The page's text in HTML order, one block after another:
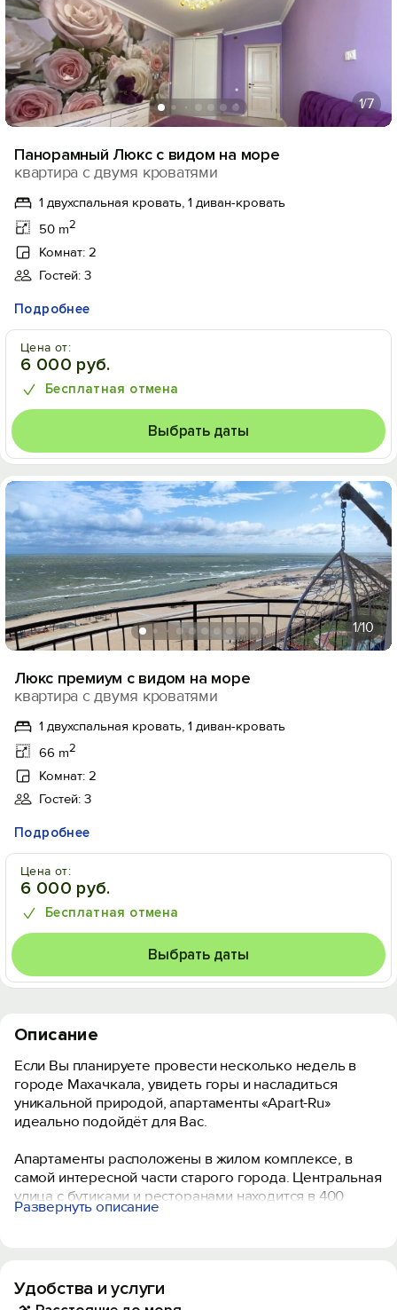
1/7
Панорамный Люкс с видом на море
квартира с двумя кроватями
1 двухспальная кровать, 1 диван-кровать
50 m2
Комнат: 2
Гостей: 3
Подробнее
Цена от:
6 000 руб.
Бесплатная отмена
Выбрать даты
1/10
Люкс премиум с видом на море
квартира с двумя кроватями
1 двухспальная кровать, 1 диван-кровать
66 m2
Комнат: 2
Гостей: 3
Подробнее
Цена от:
6 000 руб.
Бесплатная отмена
Выбрать даты
Описание
Если Вы планируете провести несколько недель в
городе Махачкала, увидеть горы и насладиться
уникальной природой, апартаменты «Apart-Ru»
идеально подойдёт для Вас.
Апартаменты расположены в жилом комплексе, в
самой интересной части старого города. Центральная
улица с бутиками и ресторанами находится в 400
метрах.
многое другое. Атмосфера позволит Вам по-
Развернуть описание
Удобства и услуги